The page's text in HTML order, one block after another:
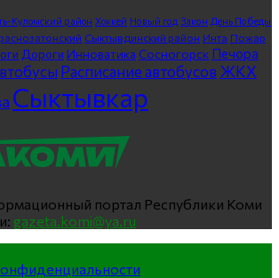
Куломский район Хоккей Новый год Закон День Победы
Сыктывдинский район Инта Пожар
Дороги Инноватика Сосногорск Печора
Расписание автобусов ЖКХ
Сыктывкар
портал Республики Коми
gazeta.komi@ya.ru